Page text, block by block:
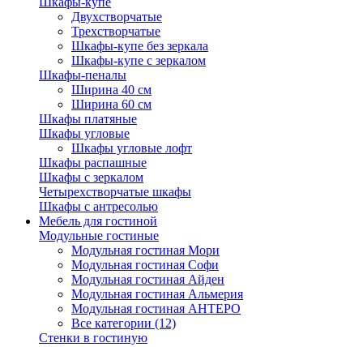
Двухстворчатые
Трехстворчатые
Шкафы-купе без зеркала
Шкафы-купе с зеркалом
Шкафы-пеналы
Ширина 40 см
Ширина 60 см
Шкафы платяные
Шкафы угловые
Шкафы угловые лофт
Шкафы распашные
Шкафы с зеркалом
Четырехстворчатые шкафы
Шкафы с антресолью
Мебель для гостиной
Модульные гостиные
Модульная гостиная Мори
Модульная гостиная Софи
Модульная гостиная Айден
Модульная гостиная Альмерия
Модульная гостиная АНТЕРО
Все категории (12)
Стенки в гостиную